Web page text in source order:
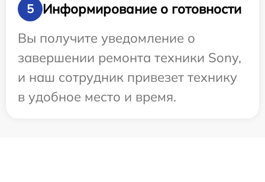
5
Информирование о готовности
Вы получите уведомление о
завершении ремонта техники Sony,
и наш сотрудник привезет технику
в удобное место и время.